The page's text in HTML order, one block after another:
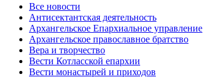
Все новости
Антисектантская деятельность
Архангельское Епархиальное управление
Архангельское православное братство
Вера и творчество
Вести Котласской епархии
Вести монастырей и приходов